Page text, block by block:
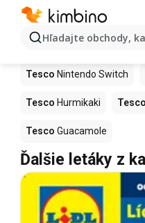
Hľadajte obchody,
Ďalšie produkty
Tesco Kapor Tesco
Tesco Nintendo Switch
Tesco Hurmikaki Tesco
Tesco Guacamole
Ďalšie letáky z